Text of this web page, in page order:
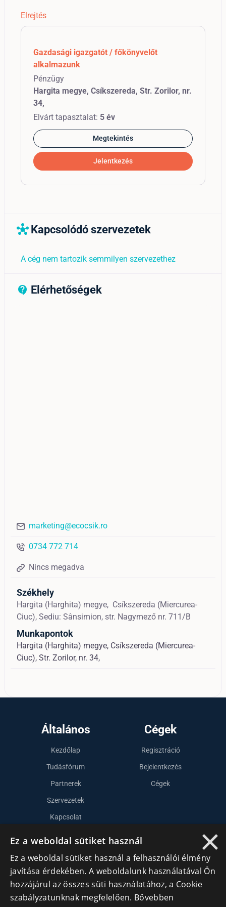
Elrejtés
Gazdasági igazgatót / főkönyvelőt
alkalmazunk
Pénzügy
Hargita megye, Csíkszereda, Str. Zorilor, nr.
34,
Elvárt tapasztalat: 5 év
Megtekintés
Jelentkezés
hub Kapcsolódó szervezetek
A cég nem tartozik semmilyen szervezethez
contact_support_outline
Elérhetőségek
marketing@ecocsik.ro
0734 772 714
Nincs megadva
Székhely
Hargita (Harghita) megye, Csíkszereda (Miercurea-
Ciuc), Sediu: Sânsimion, str. Nagymező nr. 711/B
Munkapontok
Hargita (Harghita) megye, Csíkszereda (Miercurea-
Ciuc), Str. Zorilor, nr. 34,
Általános
Kezdőlap
Tudásfórum
Partnerek
Szervezetek
Kapcsolat
Cégek
Regisztráció
Bejelentkezés
Cégek
Lépj kapcsolatba velünk
info@cegek.ro
+40 740 856 970
×
Ez a weboldal sütiket használ
Ez a weboldal sütiket használ a felhasználói élmény
javítása érdekében. A weboldalunk használatával Ön
hozzájárul az összes süti használatához, a Cookie
szabályzatunknak megfelelően. Bővebben